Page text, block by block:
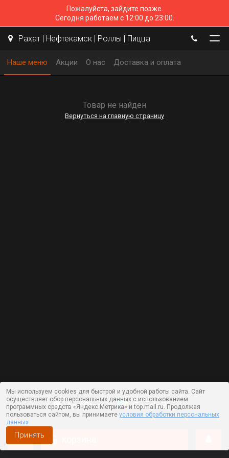
Пожалуйста, зайдите позже.
Сегодня работаем с 12:00 до 23:00.
Рахат | Нефтекамск | Роллы | Пицца
Наше меню Акции О нас Доставка и оплата
Товар не найден
Вернуться на главную страницу
Мы используем cookies для быстрой и удобной работы сайта. Сайт
осуществляет сбор персональных данных с использованием
программных средств «Яндекс.Метрика» и top.mail.ru. Продолжая
пользоваться сайтом, вы принимаете условия обработки персональных
данных
Принять